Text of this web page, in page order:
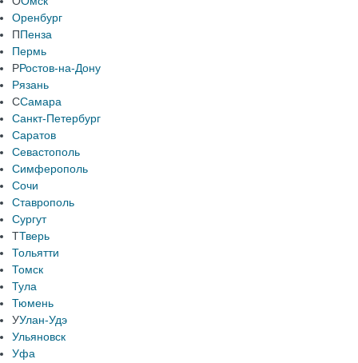
Оренбург
ППенза
Пермь
РРостов-на-Дону
Рязань
ССамара
Санкт-Петербург
Саратов
Севастополь
Симферополь
Сочи
Ставрополь
Сургут
ТТверь
Тольятти
Томск
Тула
Тюмень
УУлан-Удэ
Ульяновск
Уфа